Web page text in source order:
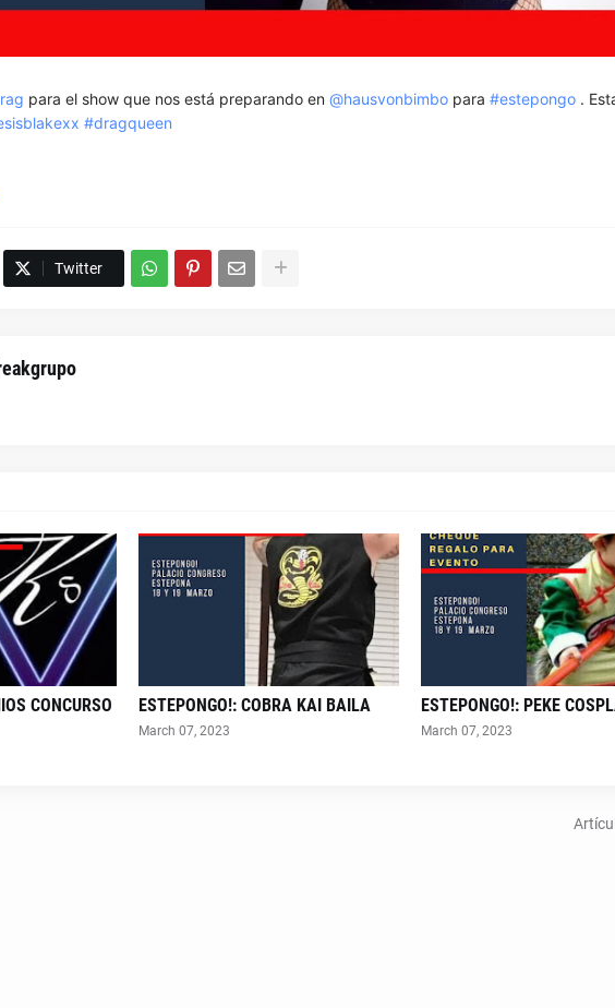
para el show que nos está preparando en @hausvonbimbo para #estepongo .
#dragqueen
Twitter
CONCURSO
ESTEPONGO!: COBRA KAI BAILA
March 07, 2023
ESTEPONGO!: PEKE
March 07, 2023